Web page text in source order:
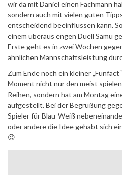
wir da mit Daniel einen Fachmann
sondern auch mit vielen guten
entscheidend beeinflussen kann.
einem überaus engen Duell Samu
Erste geht es in zwei Wochen
ähnlichen Mannschaftsleistung
Zum Ende noch ein kleiner
Moment nicht nur den meist
Reihen, sondern hat am Montag
aufgestellt. Bei der Begrüßung
Spieler für Blau-Weiß
oder andere die Idee gehabt sich
😉